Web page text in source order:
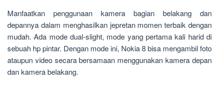
Manfaatkan penggunaan kamera bagian belakang dan
depannya dalam menghasilkan jepretan momen terbaik dengan
mudah. Ada mode dual-slight, mode yang pertama kali harid di
sebuah hp pintar. Dengan mode ini, Nokia 8 bisa mengambil foto
ataupun video secara bersamaan menggunakan kamera depan
dan kamera belakang.